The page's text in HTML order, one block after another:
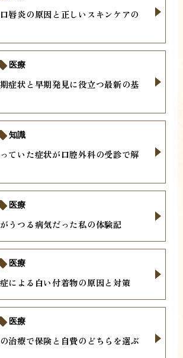
唇炎の原因と正しいスキンケアの
症状と早期発見に役立つ最新の基
医療
ていた症状が口腔外科の受診で解
知識
うつる病気だった私の体験記
医療
による白い付着物の原因と対策
医療
治療で保険と自費のどちらを選ぶ
医療